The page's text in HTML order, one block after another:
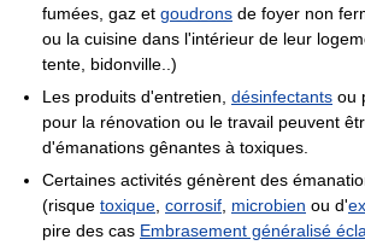
fumées, gaz et goudrons de foyer non
ou la cuisine dans l'intérieur de leur
tente, bidonville..)
Les produits d'entretien, désinfectants ou
pour la rénovation ou le travail peuvent
d'émanations gênantes à toxiques.
Certaines activités génèrent des
(risque toxique, corrosif, microbien ou d'
pire des cas Embrasement généralisé